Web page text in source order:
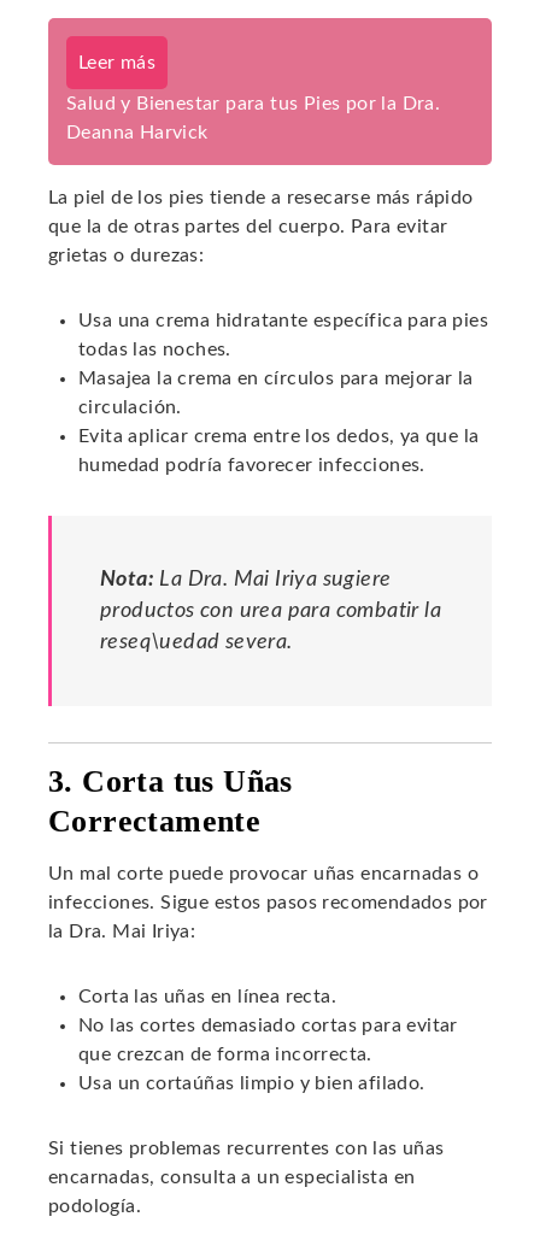
Leer más
Salud y Bienestar para tus Pies por la Dra.
Deanna Harvick
La piel de los pies tiende a resecarse más rápido
que la de otras partes del cuerpo. Para evitar
grietas o durezas:
Usa una crema hidratante específica para pies
todas las noches.
Masajea la crema en círculos para mejorar la
circulación.
Evita aplicar crema entre los dedos, ya que la
humedad podría favorecer infecciones.
Nota: La Dra. Mai Iriya sugiere
productos con urea para combatir la
reseq\uedad severa.
3. Corta tus Uñas
Correctamente
Un mal corte puede provocar uñas encarnadas o
infecciones. Sigue estos pasos recomendados por
la Dra. Mai Iriya:
Corta las uñas en línea recta.
No las cortes demasiado cortas para evitar
que crezcan de forma incorrecta.
Usa un cortaúñas limpio y bien afilado.
Si tienes problemas recurrentes con las uñas
encarnadas, consulta a un especialista en
podología.